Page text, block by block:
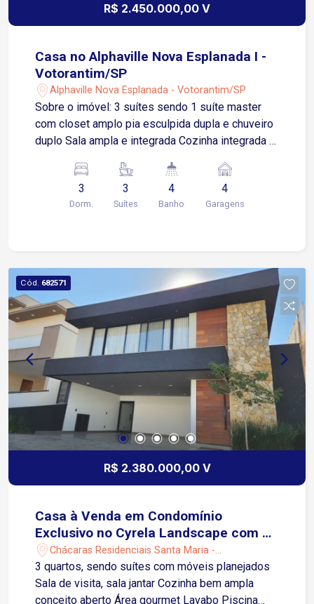
R$ 2.450.000,00 V
Casa no Alphaville Nova Esplanada I -
Votorantim/SP
Alphaville Nova Esplanada - Votorantim/SP
Sobre o imóvel: 3 suítes sendo 1 suíte master
com closet amplo pia esculpida dupla e chuveiro
duplo Sala ampla e integrada Cozinha integrada à
privativo Sala de cinema Varanda no piso
superior Depósito Garagem para 4 carros sendo
2 vagas cobertas Localizado em um dos
Iguatemi Esplanada, supermercados, escolas
renomadas, restaurantes e ampla rede de
serviços proporcionando praticidade no dia a dia
Acabamentos de alto padrão Dormitórios com
piso vinílico de última geração oferecendo
conforto acústico e térmico Banheiros em
porcelanato Espelhos instalados Boxes de vidro
Pias esculpidas Torneiras e chuveiros com
aquecimento Esquadrias em alumínio preto Entre
em contato para mais informações!
3
Dorm.
3
Suítes
4
Banho
4
Garagens
Cód. 682571
R$ 2.380.000,00 V
Casa à Venda em Condomínio
Exclusivo no Cyrela Landscape com 3
suítes
Chácaras Residenciais Santa Maria -
Votorantim/SP
3 quartos, sendo suítes com móveis planejados
Sala de visita, sala jantar Cozinha bem ampla
conceito aberto Área gourmet Lavabo Piscina